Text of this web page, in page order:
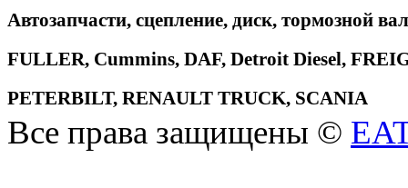
Автозапчасти, сцепление, диск, тормозной
FULLER, Cummins, DAF, Detroit Diesel,
PETERBILT, RENAULT TRUCK, SCANIA
Все права защищены ©